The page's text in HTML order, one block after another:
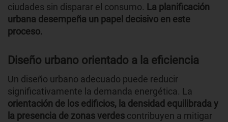
ciudades sin disparar el consumo. La planificación
urbana desempeña un papel decisivo en este
proceso.
Diseño urbano orientado a la eficiencia
Un diseño urbano adecuado puede reducir
significativamente la demanda energética. La
orientación de los edificios, la densidad equilibrada y
la presencia de zonas verdes contribuyen a mitigar